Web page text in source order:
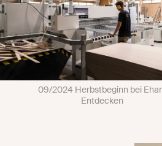
09/2024 Herbstbeginn bei
Entdecken